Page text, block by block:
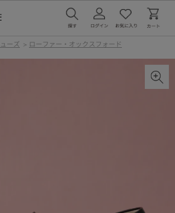
ーズ > ローファー・オックスフォード